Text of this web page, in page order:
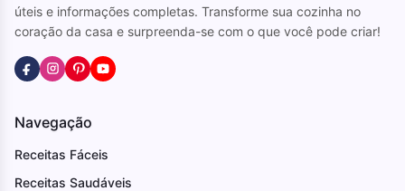
úteis e informações completas. Transforme sua cozinha no
coração da casa e surpreenda-se com o que você pode criar!
Navegação
Receitas Fáceis
Receitas Saudáveis